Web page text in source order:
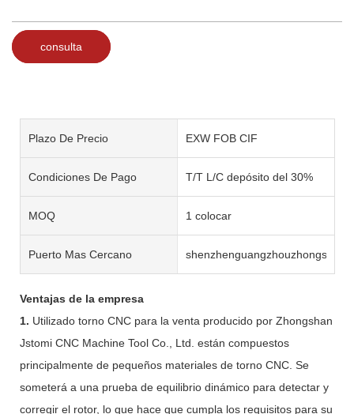
consulta
Plazo De Precio EXW FOB CIF
Condiciones De Pago T/T L/C depósito del 30%
MOQ 1 colocar
Puerto Mas Cercano shenzhenguangzhouzhongshan
Ventajas de la empresa
1. Utilizado torno CNC para la venta producido por Zhongshan
Jstomi CNC Machine Tool Co., Ltd. están compuestos
principalmente de pequeños materiales de torno CNC. Se
someterá a una prueba de equilibrio dinámico para detectar y
corregir el rotor, lo que hace que cumpla los requisitos para su